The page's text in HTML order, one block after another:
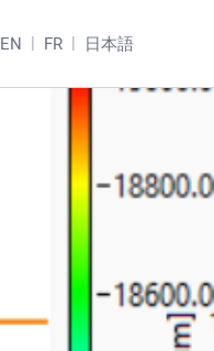
EN FR 日本語